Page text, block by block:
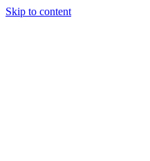
Skip to content